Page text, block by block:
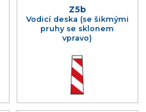
Z5b
Vodicí deska (se šikmými
pruhy se sklonem
vpravo)